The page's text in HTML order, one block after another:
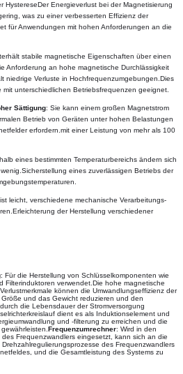
HystereseDer Energieverlust bei der Magnetisierung
was zu einer verbesserten Effizienz der
für Anwendungen mit hohen Anforderungen an die
stabile magnetische Eigenschaften über einen
Anforderung an hohe magnetische Durchlässigkeit
niedrige Verluste in Hochfrequenzumgebungen.Dies
mit unterschiedlichen Betriebsfrequenzen geeignet.
Sättigung: Sie kann einem großen Magnetstrom
Betrieb von Geräten unter hohen Belastungen
erfordern.mit einer Leistung von mehr als 100
eines bestimmten Temperaturbereichs ändern sich
eines zuverlässigen Betriebs der
leicht, verschiedene mechanische Verarbeitungs-
der Herstellung verschiedener
: Für die Herstellung von Schlüsselkomponenten wie
Filterinduktoren verwendet.Die hohe magnetische
können die Umwandlungseffizienz der
und das Gewicht reduzieren und den
die Lebensdauer der Stromversorgung
dient es als Induktionselement und
und -filterung zu erreichen und die
Frequenzumrechner: Wird in den
des Frequenzwandlers eingesetzt, kann sich an die
des Frequenzwandlers
und die Gesamtleistung des Systems zu